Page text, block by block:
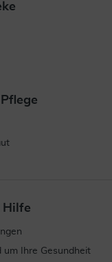
Hilfe
um Ihre Gesundheit